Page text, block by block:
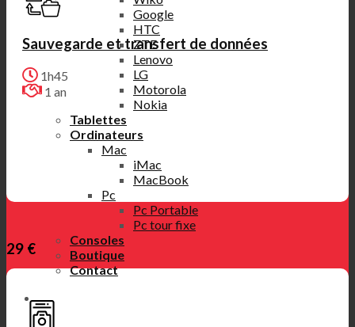
Google
HTC
ZTE
Lenovo
LG
Motorola
Nokia
Tablettes
Ordinateurs
Mac
iMac
MacBook
Pc
Pc Portable
Pc tour fixe
Consoles
Boutique
Contact
Sauvegarde et transfert de données
1h45
1 an
29 €